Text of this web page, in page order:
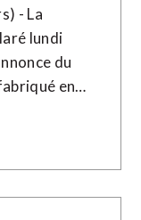
- La
lundi
du
en…